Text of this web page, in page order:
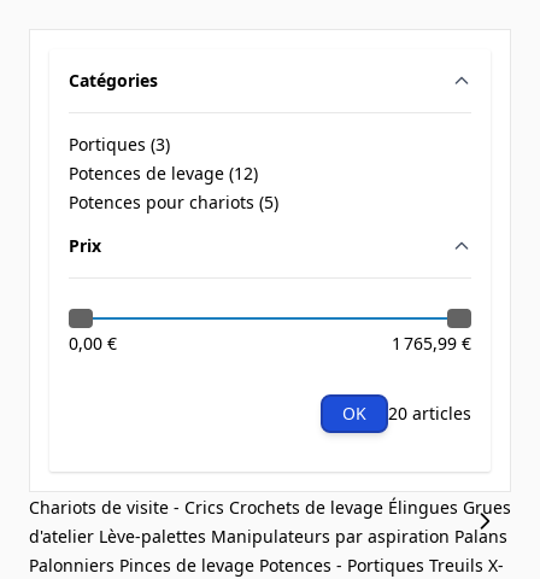
Catégories
Portiques (3
products available
)
Potences de levage (12
products available
)
Potences pour chariots (5
products available
)
Prix
0,00 € 1 765,99 €
OK 20 articles
Chariots de visite - Crics Crochets de levage Élingues Grues
d'atelier Lève-palettes Manipulateurs par aspiration Palans
Palonniers Pinces de levage Potences - Portiques Treuils X-